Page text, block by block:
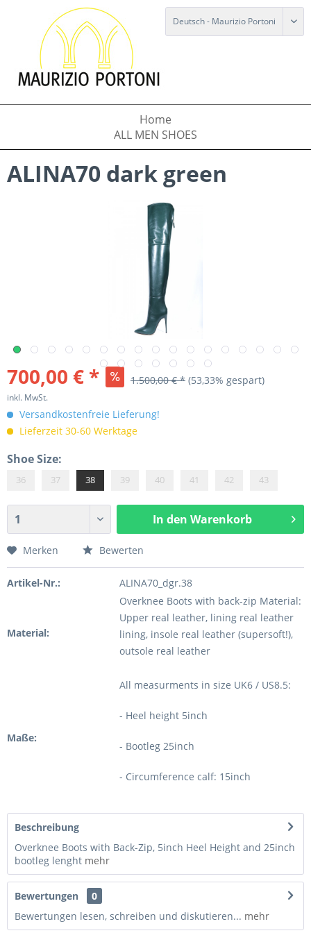
Home
ALL MEN SHOES
ALINA70 dark green
700,00 € * 1.500,00 € * (53,33% gespart)
inkl. MwSt.
Versandkostenfreie Lieferung!
Lieferzeit 30-60 Werktage
Shoe Size:
36 37 38 39 40 41 42 43
In den Warenkorb
Merken Bewerten
Artikel-Nr.: ALINA70_dgr.38
Material:
Overknee Boots with back-zip Material:
Upper real leather, lining real leather
lining, insole real leather (supersoft!),
outsole real leather
Maße:
All measurments in size UK6 / US8.5:
- Heel height 5inch
- Bootleg 25inch
- Circumference calf: 15inch
Beschreibung
Overknee Boots with Back-Zip, 5inch Heel Height and 25inch
bootleg lenght mehr
Bewertungen
0
Bewertungen lesen, schreiben und diskutieren... mehr